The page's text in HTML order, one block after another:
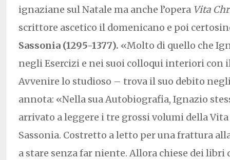
ignaziane sul Natale ma anche l’opera Vita
scrittore ascetico il domenicano e poi
Sassonia (1295-1377). «Molto di quello che
negli Esercizi e nei suoi colloqui interiori con
Avvenire lo studioso – trova il suo debito
annota: «Nella sua Autobiografia, Ignazio
arrivato a leggere i tre grossi volumi della
Sassonia. Costretto a letto per una frattura
a stare senza far niente. Allora chiese dei libri